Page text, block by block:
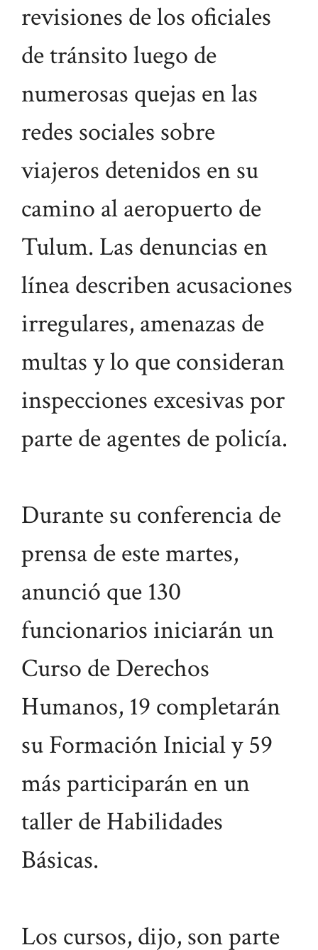
revisiones de los oficiales
de tránsito luego de
numerosas quejas en las
redes sociales sobre
viajeros detenidos en su
camino al aeropuerto de
Tulum. Las denuncias en
línea describen acusaciones
irregulares, amenazas de
multas y lo que consideran
inspecciones excesivas por
parte de agentes de policía.
Durante su conferencia de
prensa de este martes,
anunció que 130
funcionarios iniciarán un
Curso de Derechos
Humanos, 19 completarán
su Formación Inicial y 59
más participarán en un
taller de Habilidades
Básicas.
Los cursos, dijo, son parte